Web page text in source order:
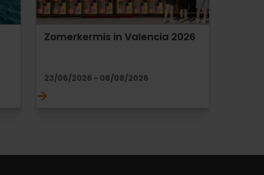
Zomerkermis in Valencia 2026
23/06/2026 - 08/08/2026